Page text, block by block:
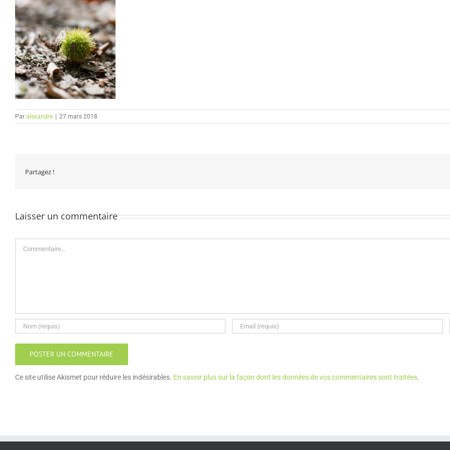
Par alexandre 27 mars 2018
Partagez !
Laisser un commentaire
Ce site utilise Akismet pour réduire les indésirables. En savoir plus sur la façon dont les données de vos commentaires sont traitées.